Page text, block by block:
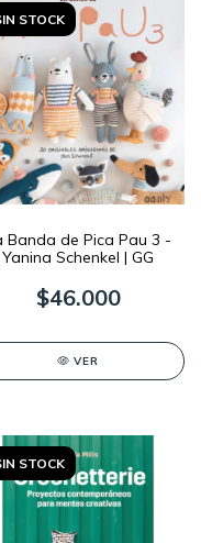
STOCK
Banda de Pica Pau 3 -
Yanina Schenkel | GG
$46.000
VER
STOCK